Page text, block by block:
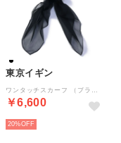
東京イギン
￥6,600
20%